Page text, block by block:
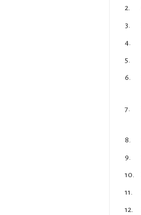
2.
3.
4.
5.
6.
7.
8.
9.
10.
11.
12.